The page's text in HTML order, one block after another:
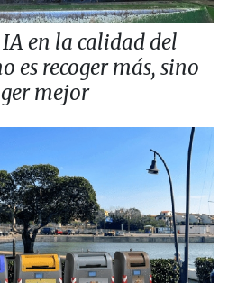
en la calidad del
es recoger más, sino
mejor